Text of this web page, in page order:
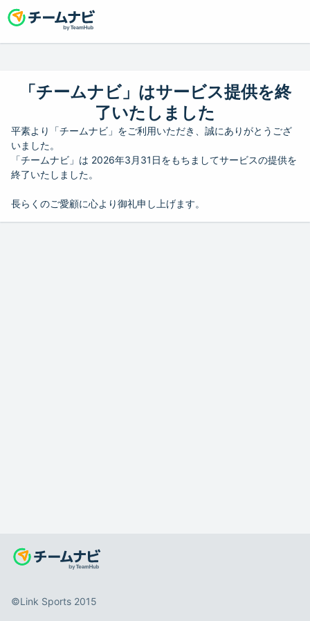
「チームナビ」はサービス提供を終
了いたしました
平素より「チームナビ」をご利用いただき、誠にありがとうござ
いました。
「チームナビ」は 2026年3月31日をもちましてサービスの提供を
終了いたしました。
長らくのご愛顧に心より御礼申し上げます。
©️Link Sports 2015